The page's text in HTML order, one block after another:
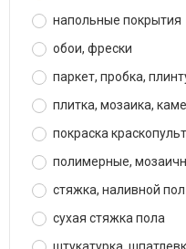
напольные покрытия
обои, фрески
паркет, пробка,
плитка, мозаика,
покраска
полимерные,
стяжка, наливной пол
сухая стяжка пола